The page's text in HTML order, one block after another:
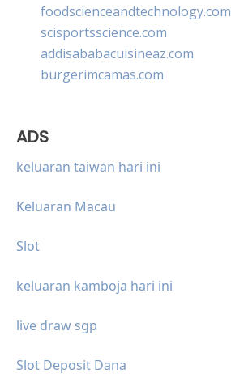
foodscienceandtechnology.com
scisportsscience.com
addisababacuisineaz.com
burgerimcamas.com
ADS
keluaran taiwan hari ini
Keluaran Macau
Slot
keluaran kamboja hari ini
live draw sgp
Slot Deposit Dana